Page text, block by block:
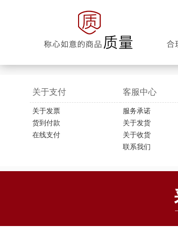
关于支付
关于发票
货到付款
在线支付
客服中心
服务承诺
关于发货
关于收货
联系我们